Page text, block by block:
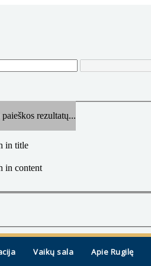
rezultatų...
matches only
in title
in content
Vaikų sala Apie Rugilę